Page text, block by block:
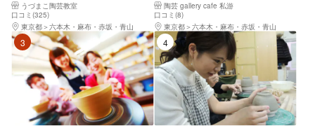
うづまこ陶芸教室
口コミ(325)
東京都
六本木・麻布・赤坂・青山
の器を作りませんか？手びねり
は自由に形を作れます。スタッ
フか丁寧にサポートしますので
安心（赤羽橋駅の裏）
陶芸 gallery cafe 私游
口コミ(8)
東京都
六本木・麻布・赤坂・青山
3位 4位